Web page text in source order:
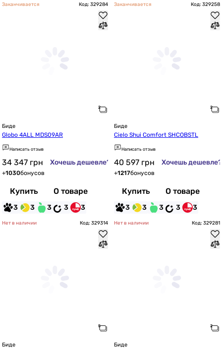
Заканчивается Код: 329284
Биде
Globo 4ALL MDS09AR
Написать отзыв
34 347 грн Хочешь дешевле?
+1030бонусов
Купить О товаре
3 3 3 3 3
Заканчивается Код: 329258
Биде
Cielo Shui Comfort SHCOBSTL
Написать отзыв
40 597 грн Хочешь дешевле?
+1217бонусов
Купить О товаре
3 3 3 3 3
Нет в наличии Код: 329314
Биде
Нет в наличии Код: 329281
Биде